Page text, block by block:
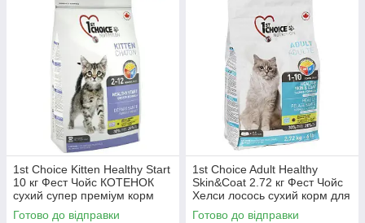
1st Choice Kitten Healthy Start
10 кг Фест Чойс КОТЕНОК
сухий супер преміум корм
для кошенят
Готово до відправки
1st Choice Adult Healthy
Skin&Coat 2.72 кг Фест Чойс
Хелси лосось сухий корм для
котів для здорової шкіри
Готово до відправки